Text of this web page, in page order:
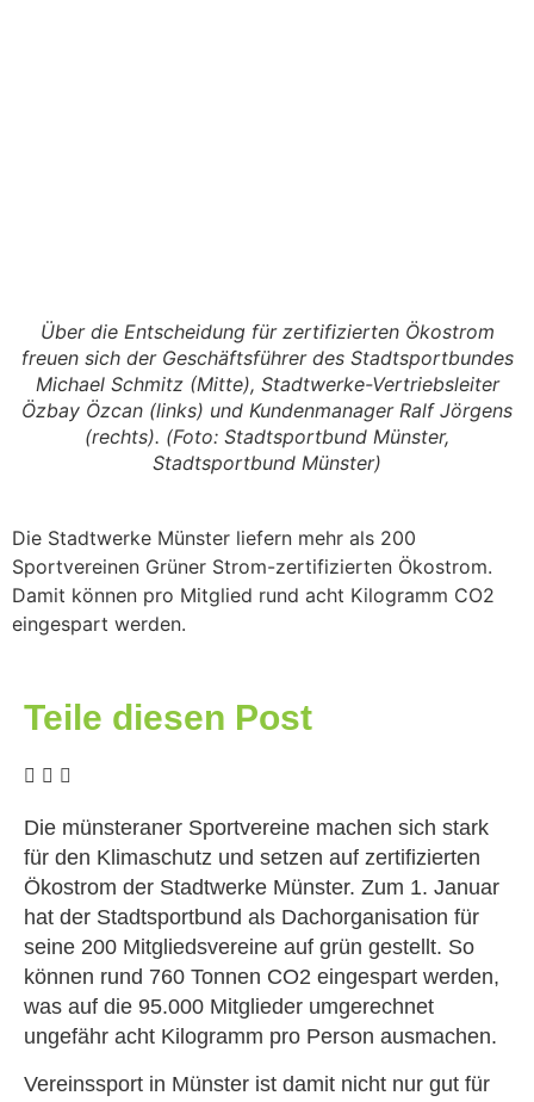
Über die Entscheidung für zertifizierten Ökostrom
freuen sich der Geschäftsführer des Stadtsportbundes
Michael Schmitz (Mitte), Stadtwerke-Vertriebsleiter
Özbay Özcan (links) und Kundenmanager Ralf Jörgens
(rechts). (Foto: Stadtsportbund Münster,
Stadtsportbund Münster)
Die Stadtwerke Münster liefern mehr als 200
Sportvereinen Grüner Strom-zertifizierten Ökostrom.
Damit können pro Mitglied rund acht Kilogramm CO2
eingespart werden.
Teile diesen Post
Die münsteraner Sportvereine machen sich stark
für den Klimaschutz und setzen auf zertifizierten
Ökostrom der Stadtwerke Münster. Zum 1. Januar
hat der Stadtsportbund als Dachorganisation für
seine 200 Mitgliedsvereine auf grün gestellt. So
können rund 760 Tonnen CO2 eingespart werden,
was auf die 95.000 Mitglieder umgerechnet
ungefähr acht Kilogramm pro Person ausmachen.
Vereinssport in Münster ist damit nicht nur gut für